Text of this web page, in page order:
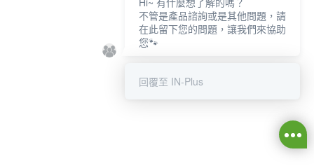
不管是產品諮詢或是其他問題，請
在此留下您的問題，讓我們來協助
您🐾
回覆至 IN-Plus